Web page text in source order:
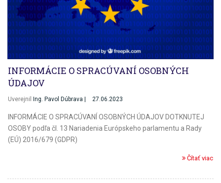
INFORMÁCIE O SPRACÚVANÍ OSOBNÝCH
ÚDAJOV
Uverejnil Ing. Pavol Dúbrava | 27.06.2023
INFORMÁCIE O SPRACÚVANÍ OSOBNÝCH ÚDAJOV DOTKNUTEJ
OSOBY podľa čl. 13 Nariadenia Európskeho parlamentu a Rady
(EÚ) 2016/679 (GDPR)
Čítať viac